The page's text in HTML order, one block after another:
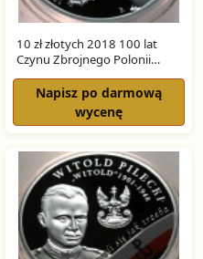
10 zł złotych 2018 100 lat
Czynu Zbrojnego Polonii
Napisz po darmową
wycenę